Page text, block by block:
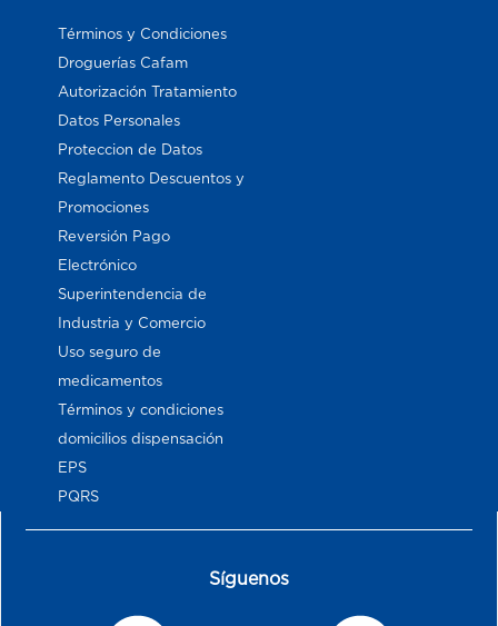
Términos y Condiciones
Droguerías Cafam
Autorización Tratamiento
Datos Personales
Proteccion de Datos
Reglamento Descuentos y
Promociones
Reversión Pago
Electrónico
Superintendencia de
Industria y Comercio
Uso seguro de
medicamentos
Términos y condiciones
domicilios dispensación
EPS
PQRS
Síguenos